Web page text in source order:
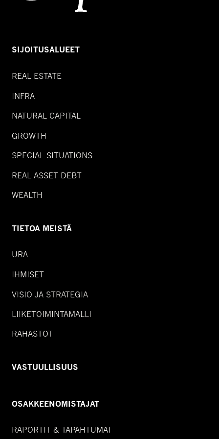
SIJOITUSALUEET
REAL ESTATE
INFRA
NATURAL CAPITAL
GROWTH
SPECIAL SITUATIONS
REAL ASSET DEBT
WEALTH
TIETOA MEISTÄ
URA
IHMISET
VISIO JA STRATEGIA
LIIKETOIMINTAMALLI
RAHASTOT
VASTUULLISUUS
OSAKKEENOMISTAJAT
RAPORTIT & TAPAHTUMAT